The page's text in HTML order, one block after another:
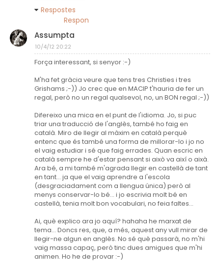
Respostes
Respon
Assumpta
10/4/12 20:22
Força interessant, si senyor :-)
M'ha fet gràcia veure que tens tres Christies i tres
Grishams ;-)) Jo crec que en MACIP t'hauria de fer un
regal, però no un regal qualsevol, no, un BON regal ;-))
Difereixo una mica en el punt de l'idioma. Jo, si puc
triar una traducció de l'anglès, també ho faig en
català. Miro de llegir al màxim en català perquè
entenc que és també una forma de millorar-lo i jo no
el vaig estudiar i sé que faig errades. Quan escric en
català sempre he d'estar pensant si això va així o aixà.
Ara bé, a mi també m'agrada llegir en castellà de tant
en tant... ja que el vaig aprendre a l'escola
(desgraciadament com a llengua única) però al
menys conservar-lo bé... i jo escrivia molt bé en
castellà, tenia molt bon vocabulari, no feia faltes...
Ai, què explico ara jo aquí? hahaha he marxat de
tema... Doncs res, que, a més, aquest any vull mirar de
llegir-ne algun en anglès. No sé què passarà, no m'hi
vaig massa capaç, però tinc dues amigues que m'hi
animen. Ho he de provar :-)